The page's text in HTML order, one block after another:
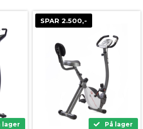
lager
SPAR 2.500,-
På lager